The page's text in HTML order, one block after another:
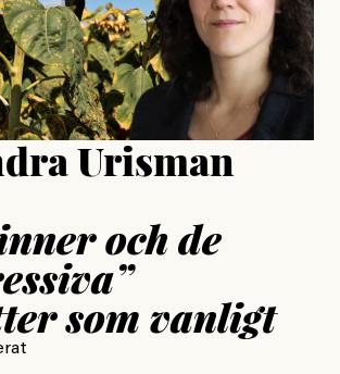
2026
2026
Urisman
och de
som vanligt